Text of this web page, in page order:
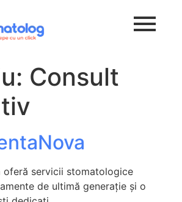
Consult
oferă servicii stomatologice
de ultimă generație și o